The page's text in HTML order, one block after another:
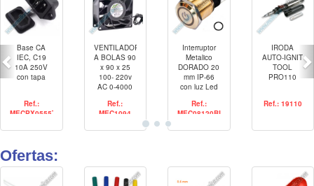
Base CA
IEC, C19
10A 250V
con tapa
Ref.:
MECPX0555T
VENTILADOR
A BOLAS 90
x 90 x 25
100- 220v
AC 0-4000
Ref.:
MEC1094
Interruptor
Metalico
DORADO 20
mm IP-66
con luz Led
DC-12/24v 2
No 2 Nc
Ref.:
MEC08120BL
IRODA
AUTO-IGNIT
TOOL
PRO110
Ref.: 19110
Ofertas: